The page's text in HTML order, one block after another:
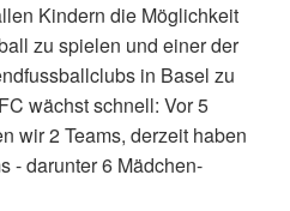
Kindern die Möglichkeit
zu spielen und einer der
in Basel zu
wächst schnell: Vor 5
wir 2 Teams, derzeit haben
- darunter 6 Mädchen-